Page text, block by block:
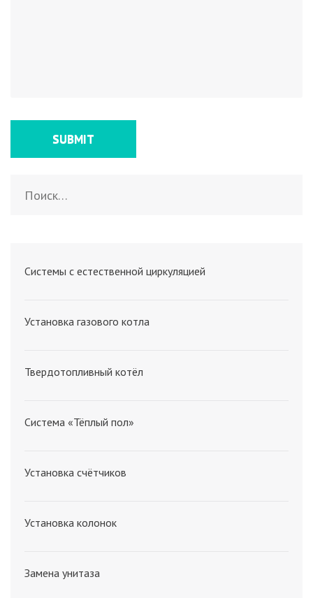
Системы с естественной циркуляцией
Установка газового котла
Твердотопливный котёл
Система «Тёплый пол»
Установка счётчиков
Установка колонок
Замена унитаза